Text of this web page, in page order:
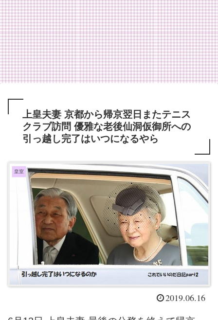
上皇夫妻 京都から帰京翌日またテニス
クラブ訪問 優雅な老後仙洞仮御所への
引っ越し完了はいつになるやら
皇室
2019.06.16